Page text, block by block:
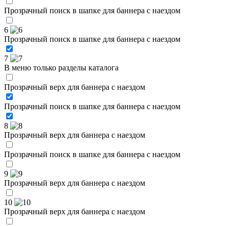
Прозрачный поиск в шапке для баннера с наездом
6
Прозрачный поиск в шапке для баннера с наездом
7
В меню только разделы каталога
Прозрачный верх для баннера с наездом
Прозрачный поиск в шапке для баннера с наездом
8
Прозрачный верх для баннера с наездом
Прозрачный поиск в шапке для баннера с наездом
9
Прозрачный верх для баннера с наездом
10
Прозрачный верх для баннера с наездом